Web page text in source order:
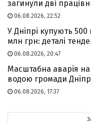
загинули дві
06.08.2026, 22:52
У Дніпрі купують 500
млн грн: деталі
06.08.2026, 20:47
Масштабна аварія
водою громади
06.08.2026, 17:37